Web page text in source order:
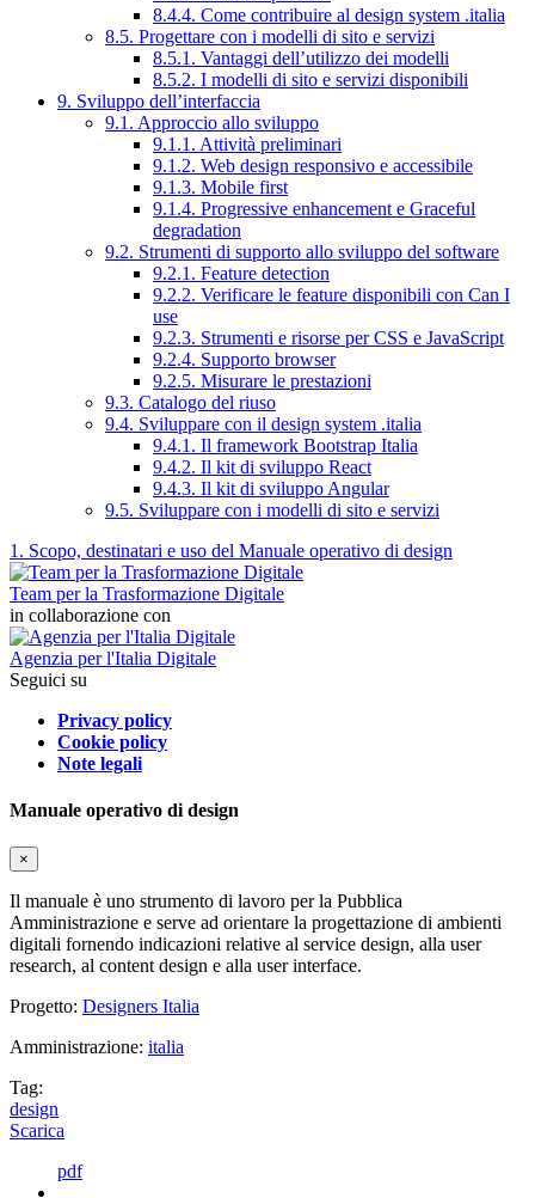
8.4.4. Come contribuire al design system .italia
8.5. Progettare con i modelli di sito e servizi
8.5.1. Vantaggi dell’utilizzo dei modelli
8.5.2. I modelli di sito e servizi disponibili
9. Sviluppo dell’interfaccia
9.1. Approccio allo sviluppo
9.1.1. Attività preliminari
9.1.2. Web design responsivo e accessibile
9.1.3. Mobile first
9.1.4. Progressive enhancement e Graceful
degradation
9.2. Strumenti di supporto allo sviluppo del software
9.2.1. Feature detection
9.2.2. Verificare le feature disponibili con Can I
use
9.2.3. Strumenti e risorse per CSS e JavaScript
9.2.4. Supporto browser
9.2.5. Misurare le prestazioni
9.3. Catalogo del riuso
9.4. Sviluppare con il design system .italia
9.4.1. Il framework Bootstrap Italia
9.4.2. Il kit di sviluppo React
9.4.3. Il kit di sviluppo Angular
9.5. Sviluppare con i modelli di sito e servizi
1. Scopo, destinatari e uso del Manuale operativo di design
Team per la Trasformazione Digitale
in collaborazione con
Agenzia per l'Italia Digitale
Seguici su
Privacy policy
Cookie policy
Note legali
Manuale operativo di design
×
Il manuale è uno strumento di lavoro per la Pubblica
Amministrazione e serve ad orientare la progettazione di ambienti
digitali fornendo indicazioni relative al service design, alla user
research, al content design e alla user interface.
Progetto: Designers Italia
Amministrazione: italia
Tag:
design
Scarica
pdf